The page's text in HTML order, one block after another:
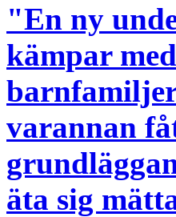
"En ny
kämpar
varannan
äta sig